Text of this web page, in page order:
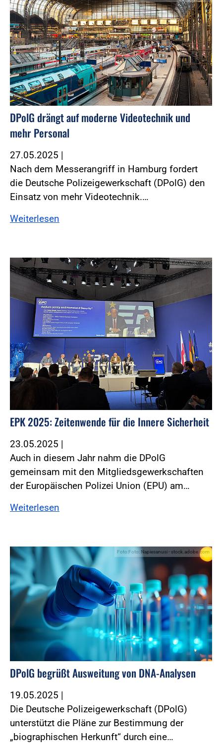
DPolG drängt auf moderne Videotechnik und
mehr Personal
27.05.2025 |
Nach dem Messerangriff in Hamburg fordert
die Deutsche Polizeigewerkschaft (DPolG) den
Einsatz von mehr Videotechnik.…
Weiterlesen
Foto:Foto: DPolG
EPK 2025: Zeitenwende für die Innere Sicherheit
23.05.2025 |
Auch in diesem Jahr nahm die DPolG
gemeinsam mit den Mitgliedsgewerkschaften
der Europäischen Polizei Union (EPU) am…
Weiterlesen
Foto:Foto: Napiesanusi - stock.adobe.com
DPolG begrüßt Ausweitung von DNA-Analysen
19.05.2025 |
Die Deutsche Polizeigewerkschaft (DPolG)
unterstützt die Pläne zur Bestimmung der
„biographischen Herkunft“ durch eine…